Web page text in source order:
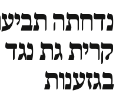
נדחתה
קרית גת
בגזענות